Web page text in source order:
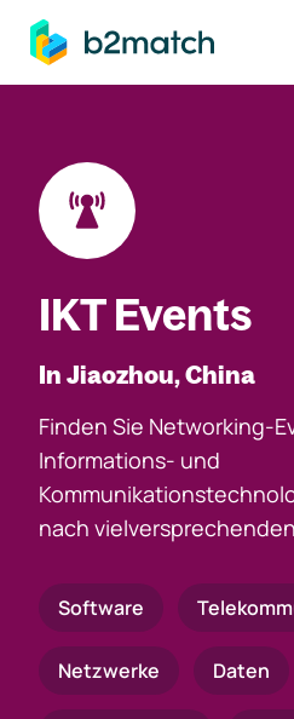
springen
IKT Events
In Jiaozhou, China
Finden Sie Networking-
Informations- und
nach
Software
Netzwerke Daten